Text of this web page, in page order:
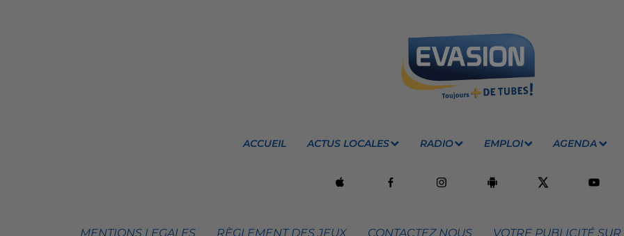
ACCUEIL ACTUS LOCALES RADIO EMPLOI AGENDA
MENTIONS LEGALES RÈGLEMENT DES JEUX CONTACTEZ NOUS VOTRE PUBLICITÉ